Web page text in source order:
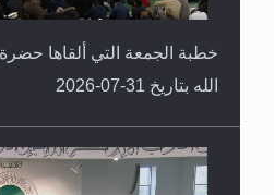
خطبة الجمعة التي ألقاها حضرة
الله بتاريخ 31-07-2026